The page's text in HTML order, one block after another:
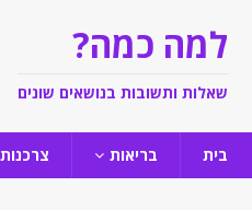
למה כמה?
שאלות ותשובות בנושאים שונים
בית בריאות צרכנות